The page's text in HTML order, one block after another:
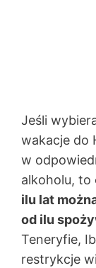
Jeśli
wakacje do
w
alkoholu, to
ilu lat
od ilu
Teneryfie,
restrykcje